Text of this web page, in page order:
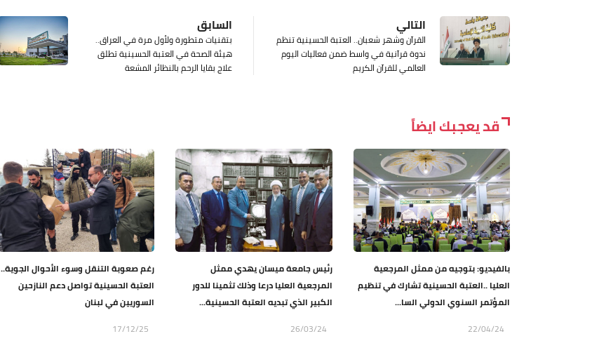
السابق
بتقنيات متطورة ولأول مرة في العراق..
هيئة الصحة في العتبة الحسينية تطلق
علاج بقايا الرحم بالنظائر المشعة
التالي
القرآن وشهر شعبان.. العتبة الحسينية تنظم
ندوة قرآنية في واسط ضمن فعاليات اليوم
العالمي للقرآن الكريم
قد يعجبك ايضاً
بالفيديو: بتوجيه من ممثل المرجعية
العليا ..العتبة الحسينية تشارك في تنظيم
المؤتمر السنوي الدولي السا...
22/04/24
رئيس جامعة ميسان يهدي ممثل
المرجعية العليا درعا وذلك تثمينا للدور
الكبير الذي تبديه العتبة الحسينية...
26/03/24
رغم صعوبة التنقل وسوء الأحوال الجوية..
العتبة الحسينية تواصل دعم النازحين
السوريين في لبنان
17/12/25